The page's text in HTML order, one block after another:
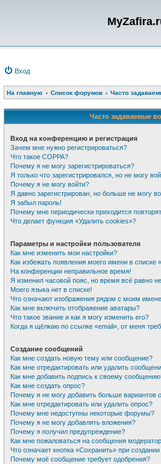
Вход
На главную Список форумов Часто
Часто задаваемые
Вход на конференцию и регистрация
Зачем мне нужно регистрироваться?
Что такое COPPA?
Почему я не могу зарегистрироваться?
Я только что зарегистрировался, но не могу
Почему я не могу войти?
Я давно зарегистрирован, но больше не могу
Я забыл пароль!
Почему мне периодически приходится
Что делает функция «Удалить cookies»?
Параметры и настройки пользователя
Как мне изменить мои настройки?
Как избежать появления моего имени в списке
На конференции неправильное время!
Я изменил часовой пояс, но время всё равно
Моего языка нет в списке!
Что означают изображения рядом с моим
Как мне включить отображение аватары?
Что такое звание и как я могу изменить его?
Когда я щёлкаю по ссылке «email», от меня
Создание сообщений
Как мне создать новую тему или сообщение?
Как мне отредактировать или удалить
Как мне добавить подпись к своему
Как мне создать опрос?
Почему я не могу добавить больше вариантов
Как мне отредактировать или удалить опрос?
Почему мне недоступны некоторые форумы?
Почему я не могу добавлять вложения?
Почему я получил предупреждение?
Как мне пожаловаться на сообщения
Что означает кнопка «Сохранить» при
Почему моё сообщение требует одобрения?